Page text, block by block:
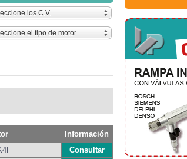
los C.V.
el tipo de motor
Información
Consultar